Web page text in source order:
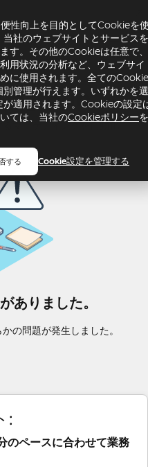
性向上を目的としてCookieを
社のウェブサイトとサービスを
す。その他のCookieは任意で、
用状況の分析など、ウェブサイ
に使用されます。全てのCookie
管理が行えます。いずれかを選
適用されます。Cookieの設定
ては、当社のCookieポリシーを
Cookie設定を管理する
する
ュ
USD
Hub
マーケティングを自動化
ありました。
の問題が発生しました。
:
のペースに合わせて業務